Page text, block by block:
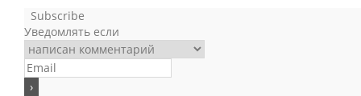
Subscribe
Уведомлять если